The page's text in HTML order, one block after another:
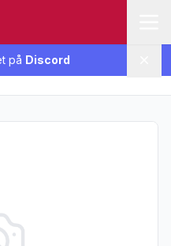
på Discord